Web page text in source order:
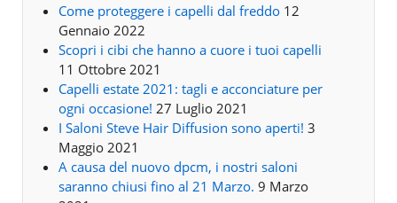
Come proteggere i capelli dal freddo 12
Gennaio 2022
Scopri i cibi che hanno a cuore i tuoi capelli
11 Ottobre 2021
Capelli estate 2021: tagli e acconciature per
ogni occasione! 27 Luglio 2021
I Saloni Steve Hair Diffusion sono aperti! 3
Maggio 2021
A causa del nuovo dpcm, i nostri saloni
saranno chiusi fino al 21 Marzo. 9 Marzo